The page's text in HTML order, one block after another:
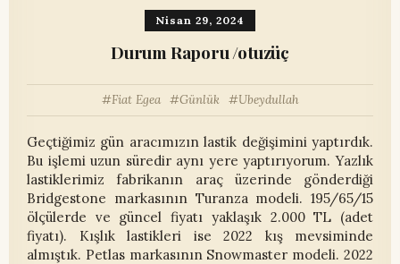
Nisan 29, 2024
Durum Raporu /otuzüç
Fiat Egea Günlük Ubeydullah
Geçtiğimiz gün aracımızın lastik değişimini yaptırdık.
Bu işlemi uzun süredir aynı yere yaptırıyorum. Yazlık
lastiklerimiz fabrikanın araç üzerinde gönderdiği
Bridgestone markasının Turanza modeli. 195/65/15
ölçülerde ve güncel fiyatı yaklaşık 2.000 TL (adet
fiyatı). Kışlık lastikleri ise 2022 kış mevsiminde
almıştık. Petlas markasının Snowmaster modeli. 2022